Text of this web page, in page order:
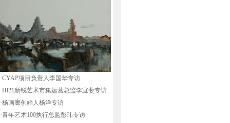
·CYAP项目负责人李国华专访
·Hi21新锐艺术市集运营总监李宜斐专访
·杨画廊创始人杨洋专访
·青年艺术100执行总监彭玮专访